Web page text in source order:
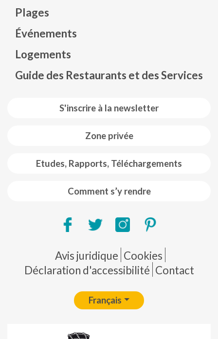
S'inscrire à la newsletter
Zone privée
Etudes, Rapports, Téléchargements
Comment s’y rendre
Plages
Événements
Logements
Guide des Restaurants et des Services
Pie de página
Avis juridique Cookies
Déclaration d'accessibilité Contact
Français